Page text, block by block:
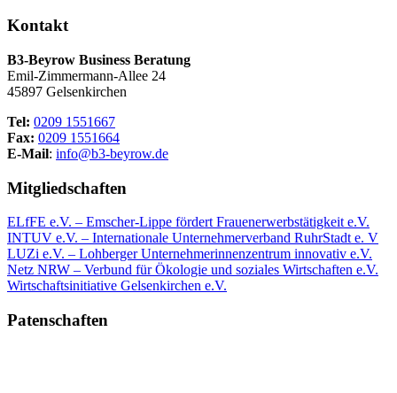
Kontakt
B3-Beyrow Business Beratung
Emil-Zimmermann-Allee 24
45897 Gelsenkirchen
Tel: 0209 1551667
Fax: 0209 1551664
E-Mail: info@b3-beyrow.de
Mitgliedschaften
ELfFE e.V. – Emscher-Lippe fördert Frauenerwerbstätigkeit e.V.
INTUV e.V. – Internationale Unternehmerverband RuhrStadt e. V
LUZi e.V. – Lohberger Unternehmerinnenzentrum innovativ e.V.
Netz NRW – Verbund für Ökologie und soziales Wirtschaften e.V.
Wirtschaftsinitiative Gelsenkirchen e.V.
Patenschaften